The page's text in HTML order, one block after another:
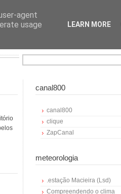
canal800
canal800
clique
ZapCanal
meteorologia
.estação Macieira (Lsd)
Compreendendo o clima
agent
usage
LEARN MORE